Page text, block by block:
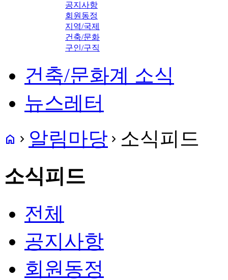
공지사항
회원동정
지역/국제
건축/문화
구인/구직
건축/문화계 소식
뉴스레터
home navigate_next 알림마당 navigate_next 소식피드
소식피드
전체
공지사항
회원동정